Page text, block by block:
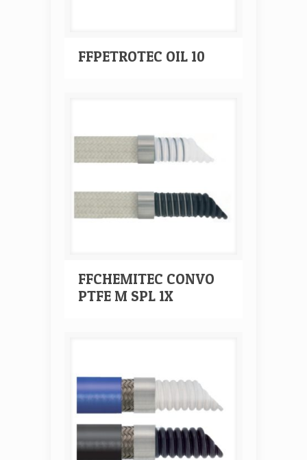
FFPETROTEC OIL 10
FFCHEMITEC CONVO
PTFE M SPL 1X